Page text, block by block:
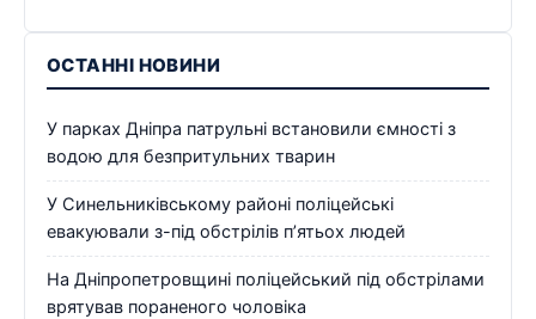
ОСТАННІ НОВИНИ
У парках Дніпра патрульні встановили ємності з
водою для безпритульних тварин
У Синельниківському районі поліцейські
евакуювали з-під обстрілів п’ятьох людей
На Дніпропетровщині поліцейський під обстрілами
врятував пораненого чоловіка